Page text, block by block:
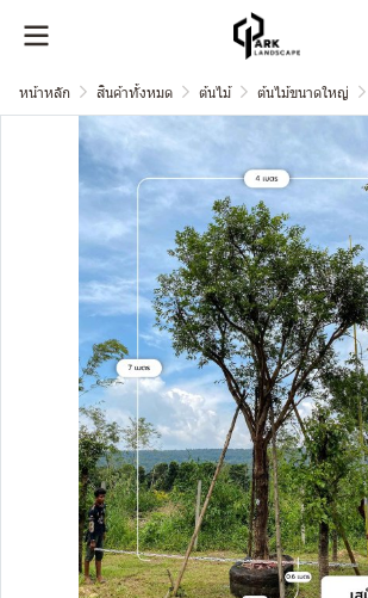
หน้าหลัก สินค้าทั้งหมด ต้นไม้ ต้นไม้ขนาดใหญ่